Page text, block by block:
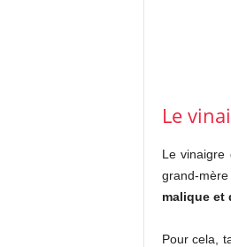
Le
Le vinaigre
grand-
malique et
Pour cela,